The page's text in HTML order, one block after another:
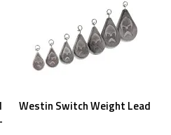
Westin Switch Weight Lead